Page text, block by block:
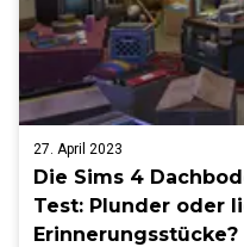
27. April 2023
Die Sims 4
Test: Plunder oder
Erinnerungsstücke?